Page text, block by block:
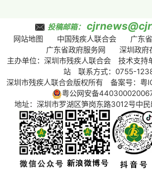
投稿邮箱：
网站地图 中国残疾人联合会
广东
广东省政府服务网
深圳政府
主办单位：深圳市残疾人联合会 技术支持
站 联系方式：0755-
深圳市残疾人联合会版权所有 备案号： 粤
粤公网安备
地址：深圳市罗湖区笋岗东路3012号中